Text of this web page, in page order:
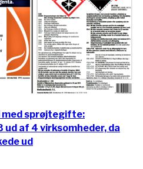
sprøjtegifte:
af 4 virksomheder, da
ud